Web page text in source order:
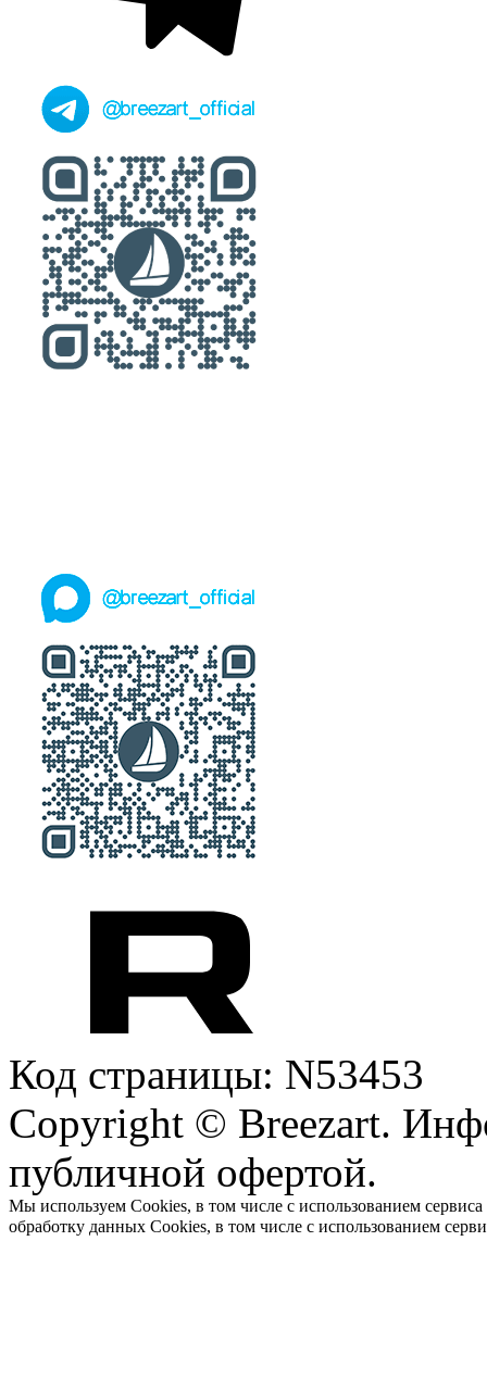
Код страницы: N53453
Copyright © Breezart.
публичной офертой.
Мы используем Cookies, в том числе с использованием
обработку данных Cookies, в том числе с использованием